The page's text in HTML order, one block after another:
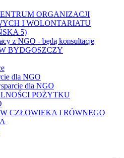
ORGANIZACJI
I WOLONTARIATU
5)
z NGO - będą konsultacje
BYDGOSZCZY
dla NGO
dla NGO
POŻYTKU
CZŁOWIEKA I RÓWNEGO